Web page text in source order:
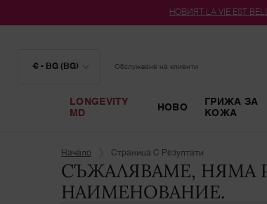
НОВИЯТ LA VIE EST
€ - BG (BG) Обслужване на клиенти
LONGEVITY
MD
НОВО
ГРИЖА ЗА
КОЖА
Начало
Страница С Резултати
СЪЖАЛЯВАМЕ, НЯМА
НАИМЕНОВАНИЕ.